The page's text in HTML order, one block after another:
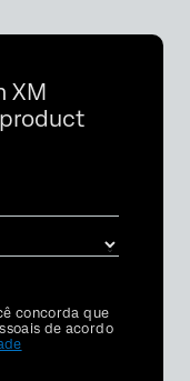
XM
concorda que
de acordo